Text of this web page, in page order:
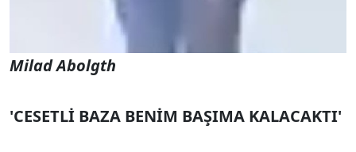
Milad Abolgth
'CESETLİ BAZA BENİM BAŞIMA KALACAKTI'